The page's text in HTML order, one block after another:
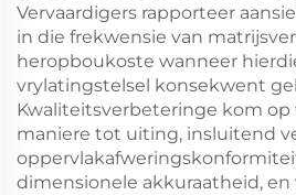
Vervaardigers rapporteer
in die frekwensie van
heropboukoste wanneer
vrylatingstelsel konsekwent
Kwaliteitsverbeteringe kom op
maniere tot uiting, insluitend
dimensionele akkuraatheid,